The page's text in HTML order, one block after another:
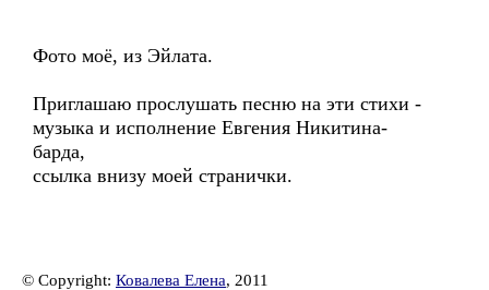
Фото моё, из Эйлата.
Приглашаю прослушать песню на эти стихи -
музыка и исполнение Евгения Никитина-
барда,
ссылка внизу моей странички.
© Copyright: Ковалева Елена, 2011